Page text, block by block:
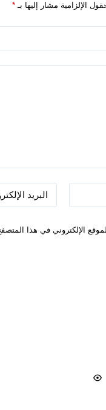
الإلزامية مشار إليها بـ*
البريد
الإلكتروني في هذا